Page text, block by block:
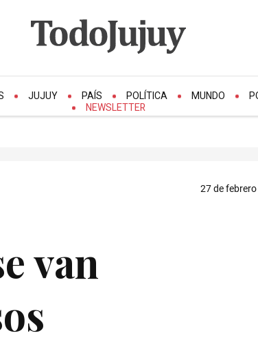
JUJUY PAÍS POLÍTICA MUNDO
NEWSLETTER
27 de
van